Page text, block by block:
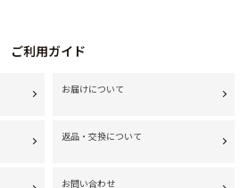
ご利用ガイド
お届けについて
返品・交換について
お問い合わせ